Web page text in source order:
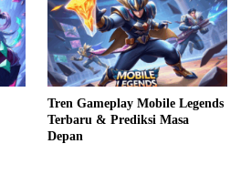
Tren Gameplay Mobile Legends
Terbaru & Prediksi Masa
Depan